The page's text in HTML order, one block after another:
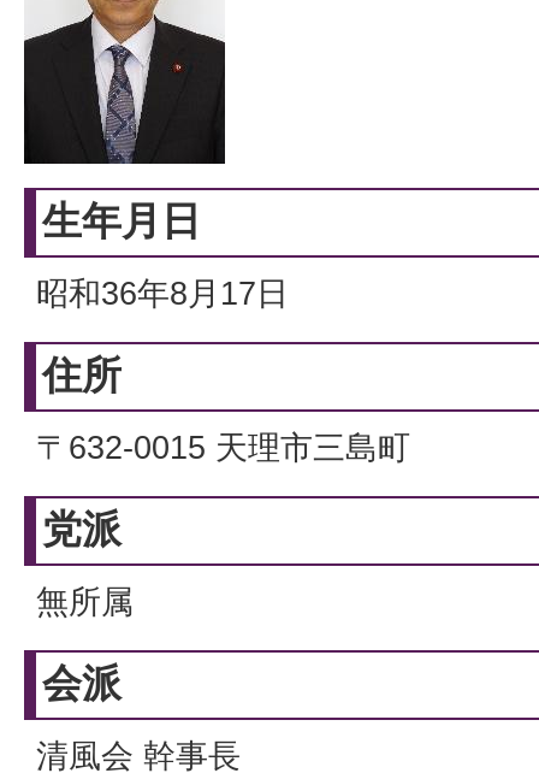
生年月日
昭和36年8月17日
住所
〒632-0015 天理市三島町
党派
無所属
会派
清風会 幹事長